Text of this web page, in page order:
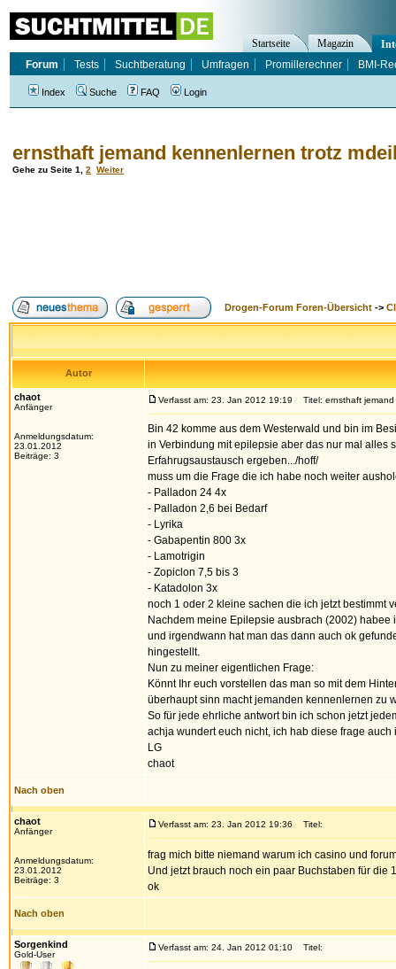
ernsthaft jemand kennenlernen trotz
Gehe zu Seite 1 2 Weiter
Drogen-Forum Foren-Übersicht ->
Autor
chaot
Anfänger
Anmeldungsdatum:
23.01.2012
Beiträge: 3
Verfasst am: 23. Jan 2012 19:19 Titel: ernsthaft jemand
Bin 42 komme aus dem Westerwald und bin im
in Verbindung mit epilepsie aber das nur mal alles
Erfahrugsaustausch ergeben.../hoff/
muss um die Frage die ich habe noch weiter
- Palladon 24 4x
- Palladon 2,6 bei Bedarf
- Lyrika
- Gabapentin 800 3x
- Lamotrigin
- Zopiclon 7,5 bis 3
- Katadolon 3x
noch 1 oder 2 kleine sachen die ich jetzt bestimmt
Nachdem meine Epilepsie ausbrach (2002)
und irgendwann hat man das dann auch ok
hingestellt.
Nun zu meiner eigentlichen Frage:
Könnt Ihr euch vorstellen das man so mit dem
überhaupt sinn macht jemanden kennenlernen zu
So für jede ehrliche antwort bin ich schon jetzt
achja wundert euch nicht, ich hab diese frage
LG
chaot
Nach oben
chaot
Anfänger
Anmeldungsdatum:
23.01.2012
Beiträge: 3
Verfasst am: 23. Jan 2012 19:36 Titel:
frag mich bitte niemand warum ich casino und
Und jetzt brauch noch ein paar Buchstaben für die
ok
Nach oben
Sorgenkind
Gold-User
Verfasst am: 24. Jan 2012 01:10 Titel:
Startseite Magazin
Forum
Tests Suchtberatung Umfragen Promillerechner BMI-
Index Suche FAQ Login